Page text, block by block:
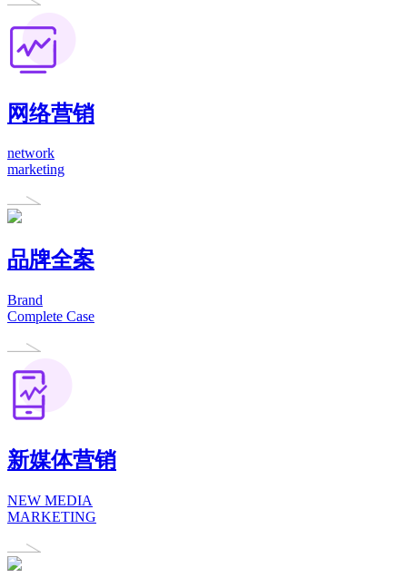
网络营销
network
marketing
品牌全案
Brand
Complete Case
新媒体营销
NEW MEDIA
MARKETING